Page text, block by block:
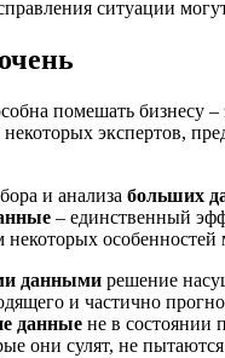
ситуации
помешать бизнесу –
экспертов,
и анализа больших
– единственный
данными решение
и частично
данные не в состоянии
они сулят, не